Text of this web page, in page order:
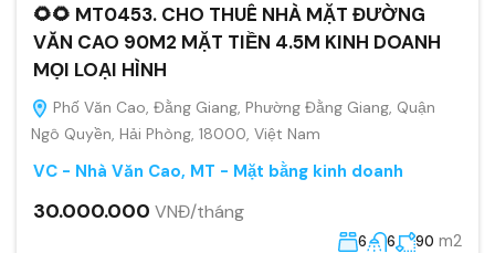
🌻🌻 MT0453. CHO THUÊ NHÀ MẶT ĐƯỜNG
VĂN CAO 90M2 MẶT TIỀN 4.5M KINH DOANH
MỌI LOẠI HÌNH
Phố Văn Cao, Đằng Giang, Phường Đằng Giang, Quận
Ngô Quyền, Hải Phòng, 18000, Việt Nam
VC - Nhà Văn Cao, MT - Mặt bằng kinh doanh
30.000.000 VNĐ/tháng
6 6 90 m2